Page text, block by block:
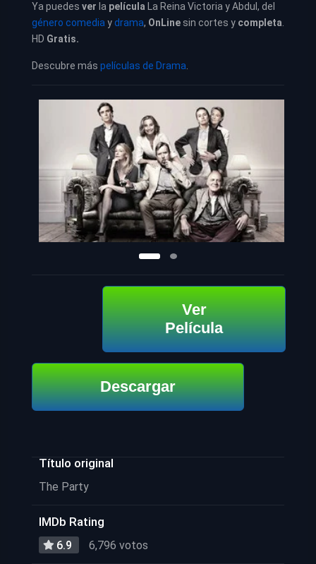
Ya puedes ver la película La Reina Victoria y Abdul, del
género comedia ydrama, OnLine sin cortes y completa
HD Gratis.
Descubre más películas de Drama
Ver
Película
Descargar
Título original
The Party
IMDb Rating
6.9 6,796 votos